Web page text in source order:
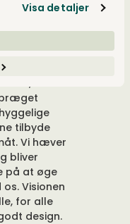
Visa detaljer
og vores
og
følelse
tilbyde
Vi hæver
bliver
på at øge
Visionen
for alle
design.